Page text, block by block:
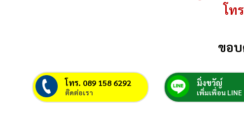
โท
ขอ
โทร. 089 158 6292
ติดต่อเรา
มิ่งขวัญ์
เพิ่มเพื่อน LINE